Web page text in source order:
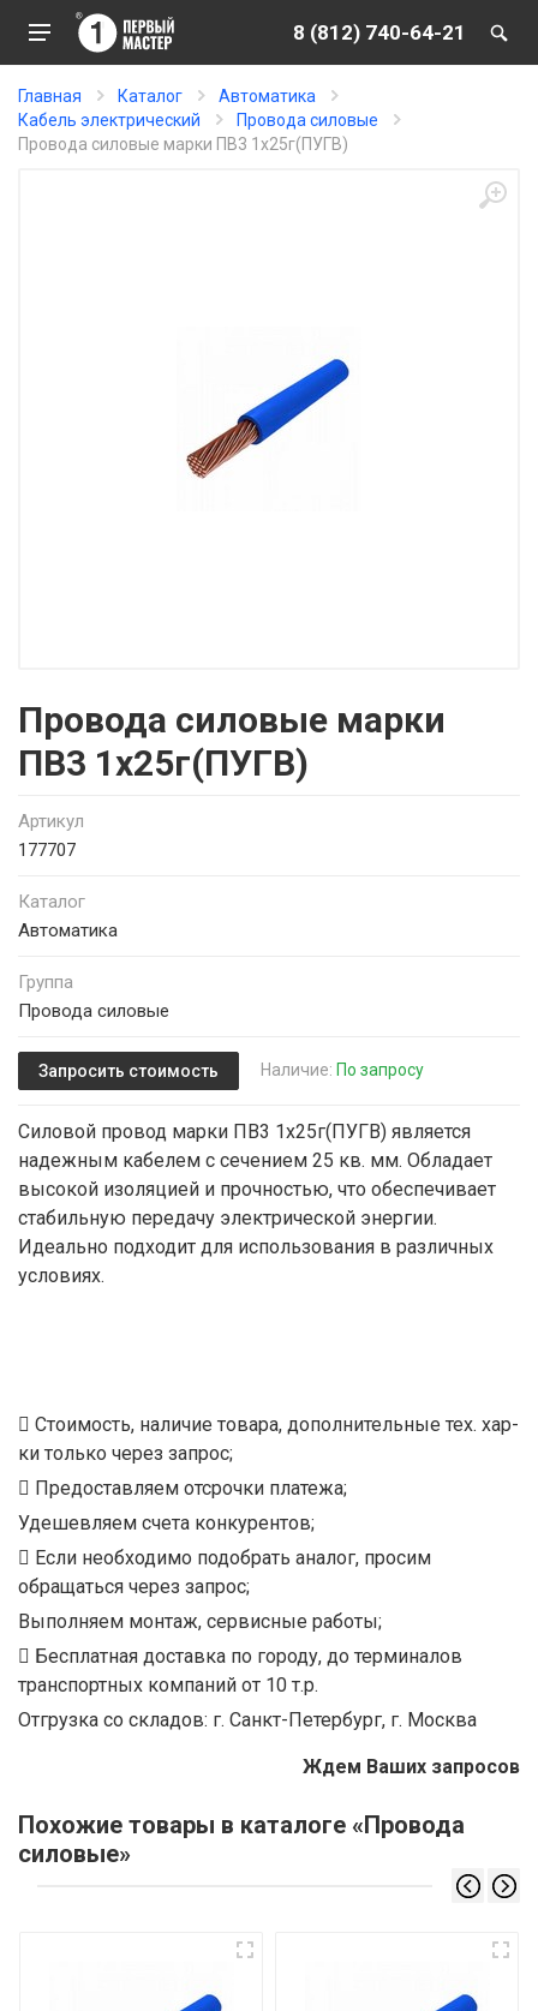
8 (812) 740-64-21
Главная Каталог
Автоматика
Кабель электрический
Провода силовые
Провода силовые марки ПВ3 1х25г(ПУГВ)
Провода силовые марки
ПВ3 1х25г(ПУГВ)
Артикул
177707
Каталог
Автоматика
Группа
Провода силовые
Запросить стоимость Наличие: По запросу
Силовой провод марки ПВ3 1х25г(ПУГВ) является
надежным кабелем с сечением 25 кв. мм. Обладает
высокой изоляцией и прочностью, что обеспечивает
стабильную передачу электрической энергии.
Идеально подходит для использования в различных
условиях.
Стоимость, наличие товара, дополнительные тех. хар-
ки только через запрос;
Предоставляем отсрочки платежа;
Удешевляем счета конкурентов;
Если необходимо подобрать аналог, просим
обращаться через запрос;
Выполняем монтаж, сервисные работы;
Бесплатная доставка по городу, до терминалов
транспортных компаний от 10 т.р.
Отгрузка со складов: г. Санкт-Петербург, г. Москва
Ждем Ваших запросов
Похожие товары в каталоге «Провода
силовые»